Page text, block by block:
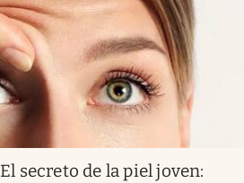
El secreto de la piel joven: